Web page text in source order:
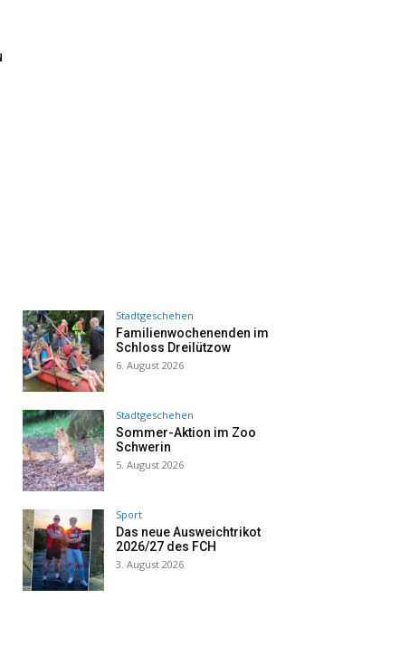
Stadtgeschehen
Familienwochenenden im
Schloss Dreilützow
6. August 2026
Stadtgeschehen
Sommer-Aktion im Zoo
Schwerin
5. August 2026
Sport
Das neue Ausweichtrikot
2026/27 des FCH
3. August 2026